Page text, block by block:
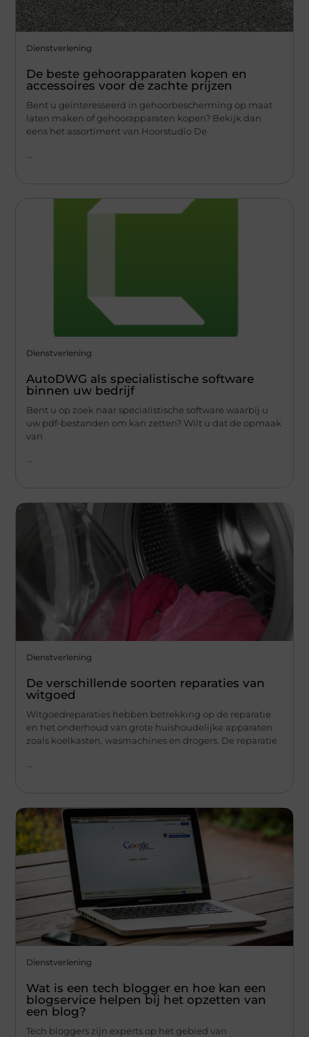
Dienstverlening
De beste gehoorapparaten kopen en
accessoires voor de zachte prijzen
Bent u geïnteresseerd in gehoorbescherming op maat
laten maken of gehoorapparaten kopen? Bekijk dan
eens het assortiment van Hoorstudio De
Dienstverlening
AutoDWG als specialistische software
binnen uw bedrijf
Bent u op zoek naar specialistische software waarbij u
uw pdf-bestanden om kan zetten? Wilt u dat de opmaak
van
Dienstverlening
De verschillende soorten reparaties van
witgoed
Witgoedreparaties hebben betrekking op de reparatie
en het onderhoud van grote huishoudelijke apparaten
zoals koelkasten, wasmachines en drogers. De reparatie
Dienstverlening
Wat is een tech blogger en hoe kan een
blogservice helpen bij het opzetten van
een blog?
Tech bloggers zijn experts op het gebied van